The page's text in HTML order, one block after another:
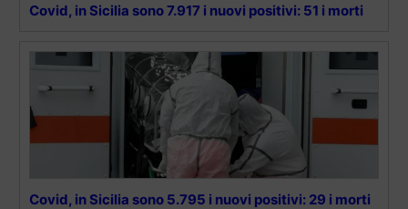
Covid, in Sicilia sono 7.917 i nuovi positivi: 51 i morti
Covid, in Sicilia sono 5.795 i nuovi positivi: 29 i morti